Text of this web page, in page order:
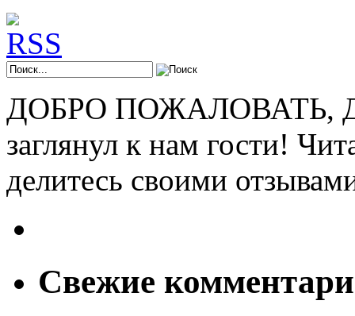
ДОБРО ПОЖАЛОВАТЬ,
заглянул к нам гости!
делитесь своими
Свежие